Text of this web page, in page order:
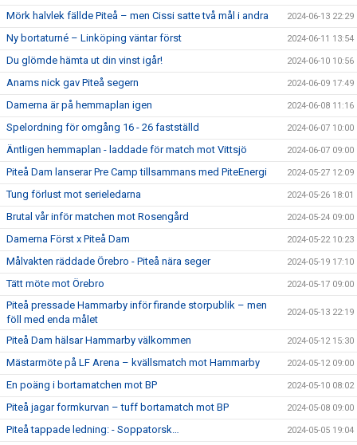
Mörk halvlek fällde Piteå – men Cissi satte två mål i andra 2024-06-13 22:29
Ny bortaturné – Linköping väntar först 2024-06-11 13:54
Du glömde hämta ut din vinst igår! 2024-06-10 10:56
Anams nick gav Piteå segern 2024-06-09 17:49
Damerna är på hemmaplan igen 2024-06-08 11:16
Spelordning för omgång 16 - 26 fastställd 2024-06-07 10:00
Äntligen hemmaplan - laddade för match mot Vittsjö 2024-06-07 09:00
Piteå Dam lanserar Pre Camp tillsammans med PiteEnergi 2024-05-27 12:09
Tung förlust mot serieledarna 2024-05-26 18:01
Brutal vår inför matchen mot Rosengård 2024-05-24 09:00
Damerna Först x Piteå Dam 2024-05-22 10:23
Målvakten räddade Örebro - Piteå nära seger 2024-05-19 17:10
Tätt möte mot Örebro 2024-05-17 09:00
Piteå pressade Hammarby inför firande storpublik – men
föll med enda målet
2024-05-13 22:19
Piteå Dam hälsar Hammarby välkommen 2024-05-12 15:30
Mästarmöte på LF Arena – kvällsmatch mot Hammarby 2024-05-12 09:00
En poäng i bortamatchen mot BP 2024-05-10 08:02
Piteå jagar formkurvan – tuff bortamatch mot BP 2024-05-08 09:00
Piteå tappade ledning: - Soppatorsk… 2024-05-05 19:04